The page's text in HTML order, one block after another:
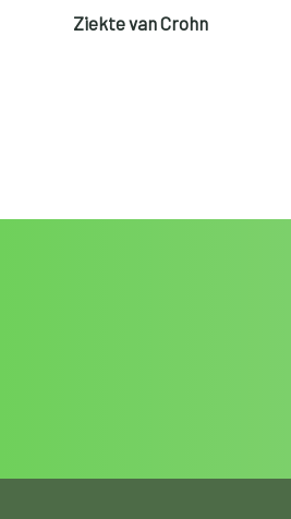
Ziekte van Crohn